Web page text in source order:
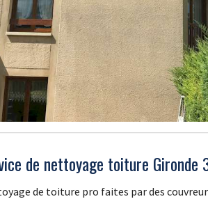
de nettoyage toiture Gironde
de toiture pro faites par des